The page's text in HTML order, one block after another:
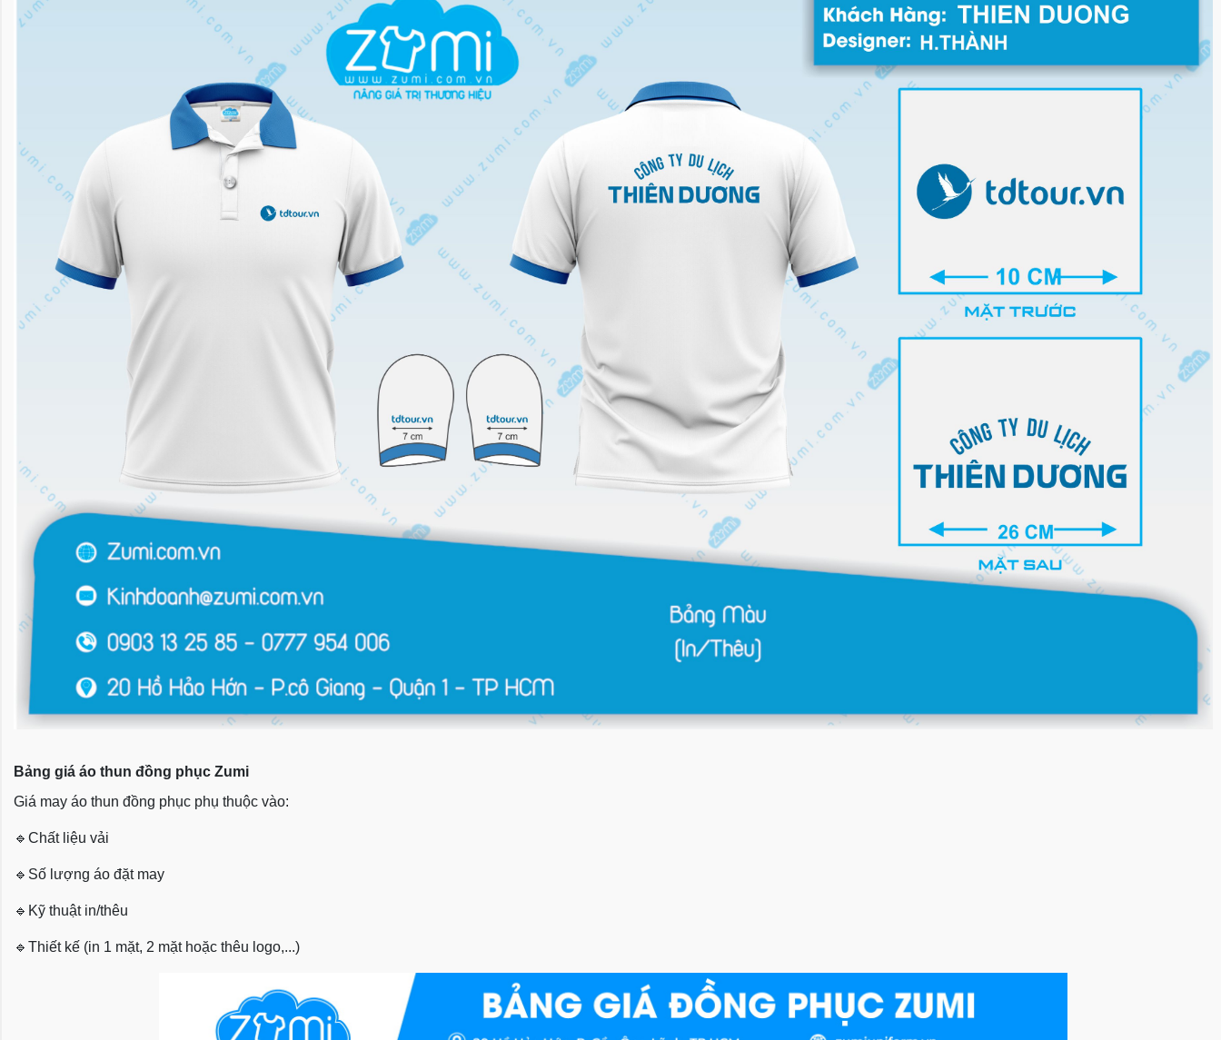
Bảng giá áo thun đồng phục Zumi
Giá may áo thun đồng phục phụ thuộc vào:
🔹 Chất liệu vải
🔹 Số lượng áo đặt may
🔹 Kỹ thuật in/thêu
🔹 Thiết kế (in 1 mặt, 2 mặt hoặc thêu logo,...)